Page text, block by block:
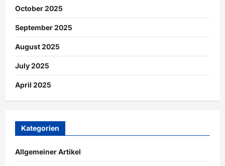
October 2025
September 2025
August 2025
July 2025
April 2025
Kategorien
Allgemeiner Artikel